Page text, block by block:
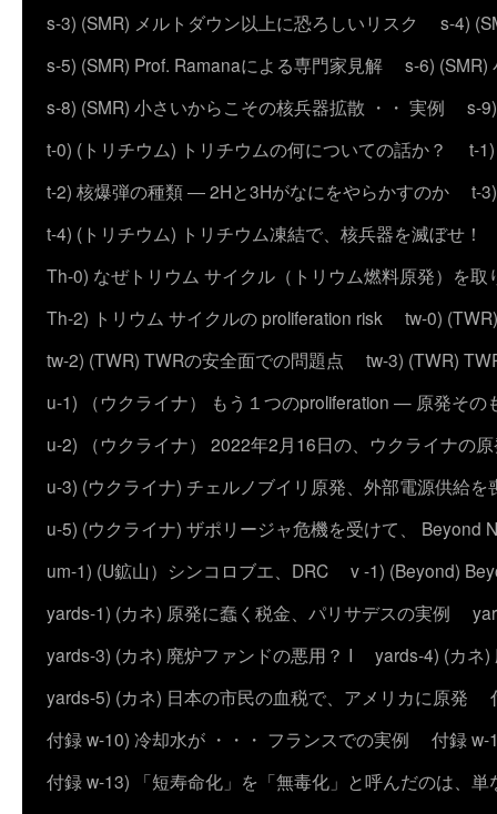
s-3) (SMR) メルトダウン以上に恐ろしいリスク
s-4)
s-5) (SMR) Prof. Ramanaによる専門家見解
s-6) (SMR)
s-8) (SMR) 小さいからこその核兵器拡散 ・・ 実例
s-
t-0) (トリチウム) トリチウムの何についての話か？
t-
t-2) 核爆弾の種類 ― 2Hと3Hがなにをやらかすのか
t-
t-4) (トリチウム) トリチウム凍結で、核兵器を滅ぼせ！
Th-0) なぜトリウム サイクル（トリウム燃料原発）を取
Th-2) トリウム サイクルの proliferation risk
tw-0)
tw-2) (TWR) TWRの安全面での問題点
tw-3) (TWR)
u-1) （ウクライナ） もう１つのproliferation — 原発その
u-2) （ウクライナ） 2022年2月16日の、ウクライナの
u-3) (ウクライナ) チェルノブイリ原発、外部電源供給を
u-5) (ウクライナ) ザポリージャ危機を受けて、 Beyond
um-1) (U鉱山）シンコロブエ、DRC
v -1) (Beyond)
yards-1) (カネ) 原発に蠢く税金、パリサデスの実例
yards-3) (カネ) 廃炉ファンドの悪用？ I
yards-4) (カネ
yards-5) (カネ) 日本の市民の血税で、アメリカに原発
付録 w-10) 冷却水が ・・・ フランスでの実例
付録 w-
付録 w-13) 「短寿命化」を「無毒化」と呼んだのは、